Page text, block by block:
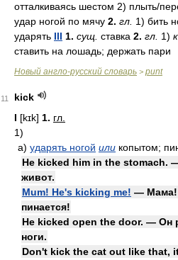
отталкиваясь шестом 2) плыть/
удар ногой по мячу 2. гл. 1) бить
ударять III 1. сущ. ставка 2. гл. 1)
ставить на лошадь; держать пари
Новый англо-русский словарь > punt
11
kick
I [kɪk] 1. гл.
1)
а) ударять ногой или копытом;
He kicked him in the stomach.
живот.
Mum! He's kicking me! — Мама!
пинается!
He kicked open the door. — Он
ноги.
Don't kick the cat out like that,